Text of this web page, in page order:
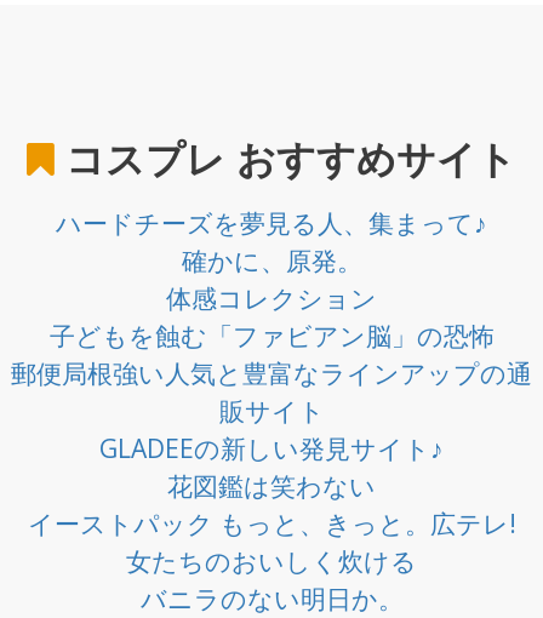
コスプレ おすすめサイト
ハードチーズを夢見る人、集まって♪
確かに、原発。
体感コレクション
子どもを蝕む「ファビアン脳」の恐怖
郵便局根強い人気と豊富なラインアップの通
販サイト
GLADEEの新しい発見サイト♪
花図鑑は笑わない
イーストパック もっと、きっと。広テレ!
女たちのおいしく炊ける
バニラのない明日か。